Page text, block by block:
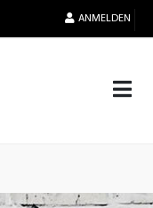
ANMELDEN